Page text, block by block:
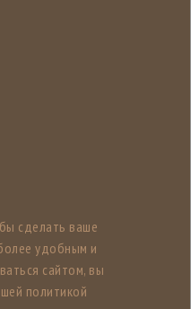
сделать ваше
удобным и
сайтом, вы
политикой